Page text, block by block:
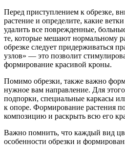
Перед приступлением к обрезке,
растение и определите, какие
удалить все поврежденные,
те, которые мешают нормальному
обрезке следует придерживаться
узлов» — это позволит
формирование красивой кроны.
Помимо обрезки, также важно
нужное вам направление. Для
подпорки, специальные каркасы
к опоре. Формирование растения
композицию и раскрыть всю его
Важно помнить, что каждый вид
особенности обрезки и